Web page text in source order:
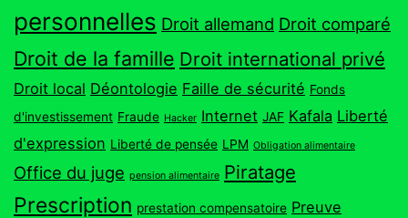
personnelles Droit allemand Droit comparé
Droit de la famille Droit international privé
Droit local Déontologie Faille de sécurité Fonds
d'investissement Fraude Hacker Internet JAF Kafala Liberté
d'expression Liberté de pensée LPM Obligation alimentaire
Office du juge pension alimentaire Piratage
Prescription prestation compensatoire Preuve